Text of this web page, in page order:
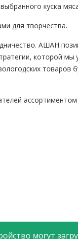
могут
куска
для творчества.
АШАН
которой
товаров